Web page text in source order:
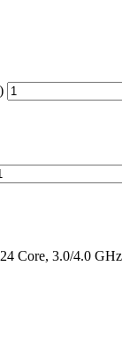
Core, 3.0/4.0